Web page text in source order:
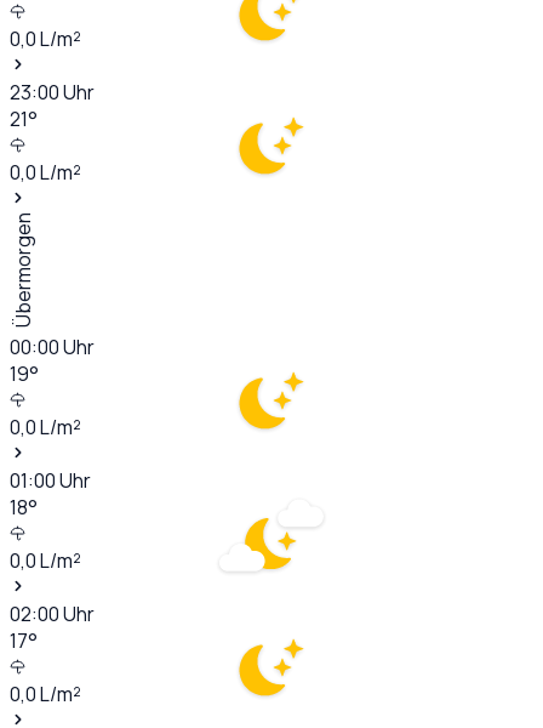
0,0L/m²
23:00Uhr
21°
0,0L/m²
Übermorgen
00:00Uhr
19°
0,0L/m²
01:00Uhr
18°
0,0L/m²
02:00Uhr
17°
0,0L/m²